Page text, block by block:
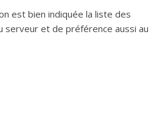
est bien indiquée la liste des
serveur et de préférence aussi au